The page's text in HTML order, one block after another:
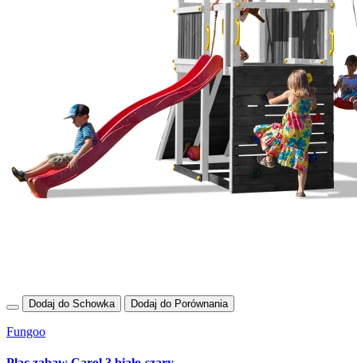
Dodaj do Schowka Dodaj do Porównania
Fungoo